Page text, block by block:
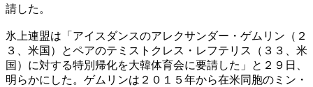
請した。
氷上連盟は「アイスダンスのアレクサンダー・ゲムリン（２
３、米国）とペアのテミストクレス・レフテリス（３３、米
国）に対する特別帰化を大韓体育会に要請した」と２９日、
明らかにした。ゲムリンは２０１５年から在米同胞のミン・